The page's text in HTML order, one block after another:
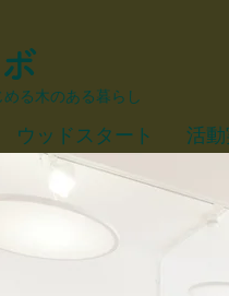
る木のある暮らし
ウッドスタート 活